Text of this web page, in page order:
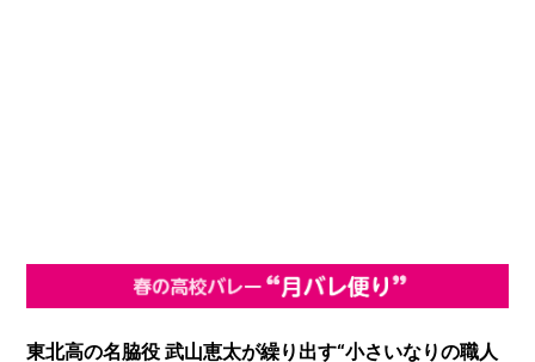
東北高の名脇役 武山恵太が繰り出す“小さいなりの職人